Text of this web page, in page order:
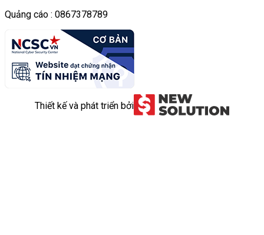
Quảng cáo : 0867378789
Thiết kế và phát triển bởi